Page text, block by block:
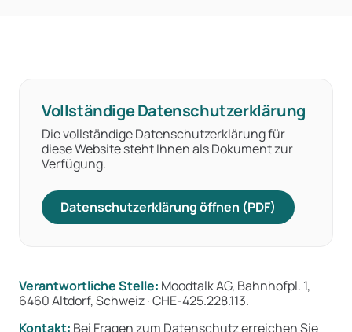
Vollständige Datenschutzerklärung
Die vollständige Datenschutzerklärung für
diese Website steht Ihnen als Dokument zur
Verfügung.
Datenschutzerklärung öffnen (PDF)
Verantwortliche Stelle: Moodtalk AG, Bahnhofpl. 1,
6460 Altdorf, Schweiz · CHE-425.228.113.
Kontakt: Bei Fragen zum Datenschutz erreichen Sie